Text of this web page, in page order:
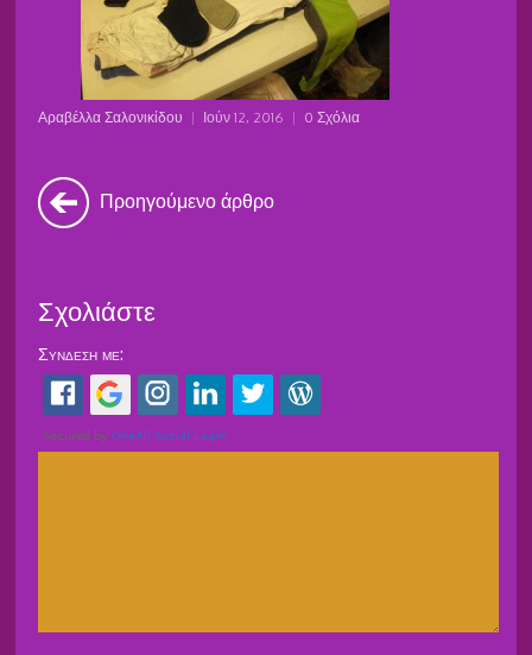
Αραβέλλα Σαλονικίδου | Ιούν 12, 2016 | 0 Σχόλια
Προηγούμενο άρθρο
Σχολιάστε
Σύνδεση με: